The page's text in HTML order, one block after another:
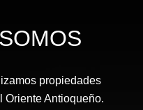
propiedades
Oriente Antioqueño.